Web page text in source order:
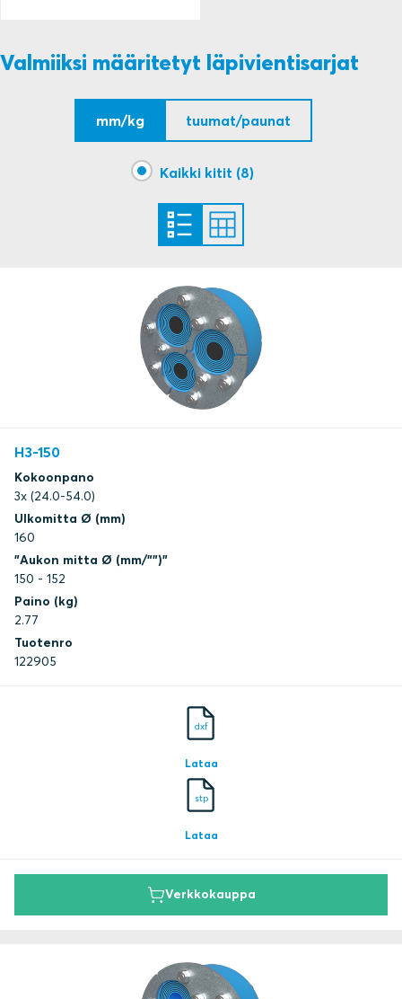
Valmiiksi määritetyt läpivientisarjat
mm/kg tuumat/paunat
Kaikki kitit (8)
H3-150
Kokoonpano
3x (24.0-54.0)
Ulkomitta Ø (mm)
160
"Aukon mitta Ø (mm/"")"
150 - 152
Paino (kg)
2.77
Tuotenro
122905
dxf
Lataa
stp
Lataa
Verkkokauppa